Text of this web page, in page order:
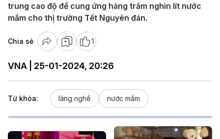
trung cao độ để cung ứng hàng trăm nghìn lít nước
mắm cho thị trường Tết Nguyên đán.
Chia sẻ 1
VNA | 25-01-2024, 20:26
Từ khóa: làng nghề nước mắm